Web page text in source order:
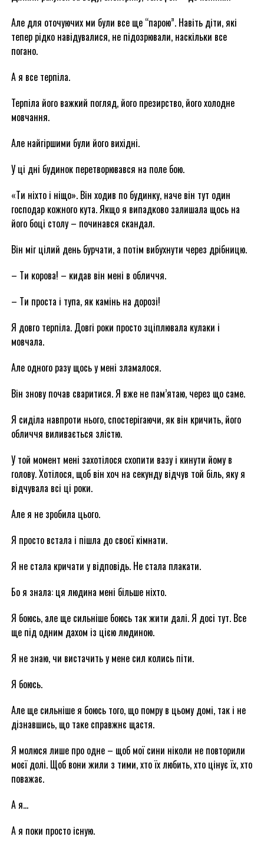
Але для оточуючих ми були все ще “парою”. Навіть діти, які
тепер рідко навідувалися, не підозрювали, наскільки все
погано.
А я все терпіла.
Терпіла його важкий погляд, його презирство, його холодне
мовчання.
Але найгіршими були його вихідні.
У ці дні будинок перетворювався на поле бою.
«Ти ніхто і ніщо». Він ходив по будинку, наче він тут один
господар кожного кута. Якщо я випадково залишала щось на
його боці столу – починався скандал.
Він міг цілий день бурчати, а потім вибухнути через дрібницю.
– Ти корова! – кидав він мені в обличчя.
– Ти проста і тупа, як камінь на дорозі!
Я довго терпіла. Довгі роки просто зціплювала кулаки і
мовчала.
Але одного разу щось у мені зламалося.
Він знову почав сваритися. Я вже не пам’ятаю, через що саме.
Я сиділа навпроти нього, спостерігаючи, як він кричить, його
обличчя виливається злістю.
У той момент мені захотілося схопити вазу і кинути йому в
голову. Хотілося, щоб він хоч на секунду відчув той біль, яку я
відчувала всі ці роки.
Але я не зробила цього.
Я просто встала і пішла до своєї кімнати.
Я не стала кричати у відповідь. Не стала плакати.
Бо я знала: ця людина мені більше ніхто.
Я боюсь, але ще сильніше боюсь так жити далі. Я досі тут. Все
ще під одним дахом із цією людиною.
Я не знаю, чи вистачить у мене сил колись піти.
Я боюсь.
Але ще сильніше я боюсь того, що помру в цьому домі, так і не
дізнавшись, що таке справжнє щастя.
Я молюся лише про одне – щоб мої сини ніколи не повторили
моєї долі. Щоб вони жили з тими, хто їх любить, хто цінує їх, хто
поважає.
А я…
А я поки просто існую.